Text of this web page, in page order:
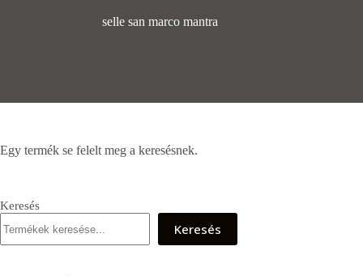
selle san marco mantra
Egy termék se felelt meg a keresésnek.
Keresés
Keresés